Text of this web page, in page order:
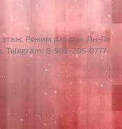
Режим работы: Пн-Пт
Telegram: 8-902-205-0777